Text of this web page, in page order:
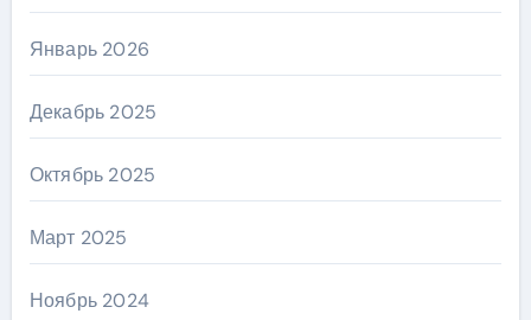
Январь 2026
Декабрь 2025
Октябрь 2025
Март 2025
Ноябрь 2024